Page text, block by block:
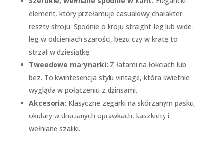
element, który przełamuje casualowy charakter
reszty stroju. Spodnie o kroju straight-leg lub wide-
leg w odcieniach szarości, beżu czy w kratę to
strzał w dziesiątkę.
Tweedowe marynarki: Z łatami na łokciach lub
bez. To kwintesencja stylu vintage, która świetnie
wygląda w połączeniu z dżinsami.
Akcesoria: Klasyczne zegarki na skórzanym pasku,
okulary w drucianych oprawkach, kaszkiety i
wełniane szaliki.